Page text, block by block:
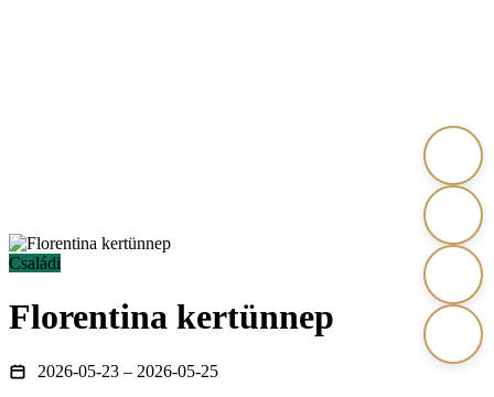
Családi
Florentina kertünnep
2026-05-23 – 2026-05-25